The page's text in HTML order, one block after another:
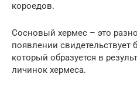
короедов.
Сосновый хермес – это
появлении свидетельствует
который образуется в
личинок хермеса.